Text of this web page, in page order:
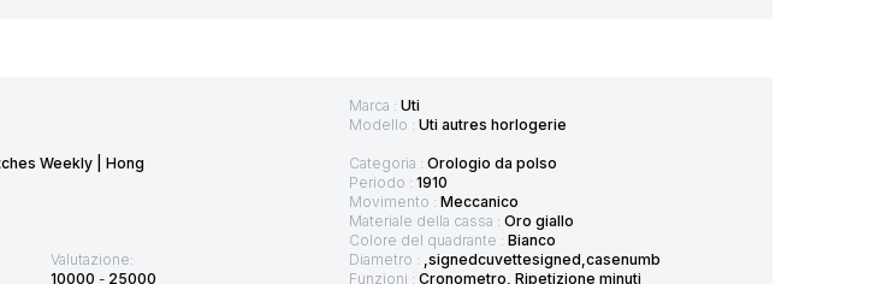
Weekly | Hong
Valutazione:
10000 - 25000
Marca : Uti
Modello : Uti autres horlogerie
Categoria : Orologio da polso
Periodo : 1910
Movimento : Meccanico
Materiale della cassa : Oro giallo
Colore del quadrante : Bianco
Diametro : ,signedcuvettesigned,casenumb
Funzioni : Cronometro, Ripetizione minuti